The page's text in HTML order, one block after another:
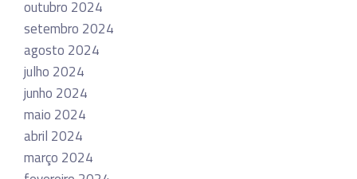
outubro 2024
setembro 2024
agosto 2024
julho 2024
junho 2024
maio 2024
abril 2024
março 2024